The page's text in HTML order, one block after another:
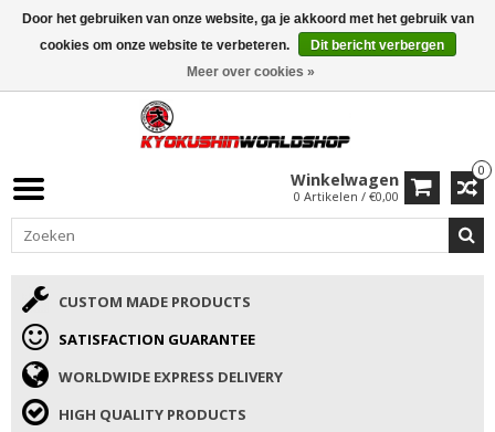
ISAMU SUMMER DEALS• 10% Korting + cadeau vanaf €169 →
0
Winkelwagen
0 Artikelen / €0,00
CUSTOM MADE PRODUCTS
SATISFACTION GUARANTEE
WORLDWIDE EXPRESS DELIVERY
HIGH QUALITY PRODUCTS
Door het gebruiken van onze website, ga je akkoord met het gebruik van
cookies om onze website te verbeteren.
Dit bericht verbergen
Meer over cookies »